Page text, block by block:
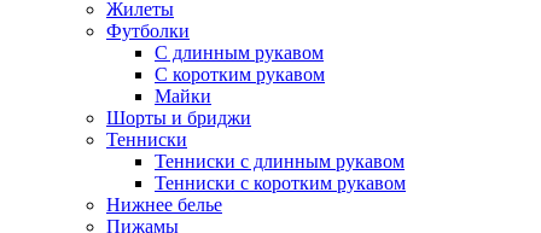
Жилеты
Футболки
С длинным рукавом
С коротким рукавом
Майки
Шорты и бриджи
Тенниски
Тенниски с длинным рукавом
Тенниски с коротким рукавом
Нижнее белье
Пижамы